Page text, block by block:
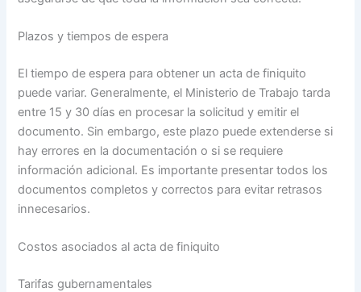
Plazos y tiempos de espera
El tiempo de espera para obtener un acta de finiquito
puede variar. Generalmente, el Ministerio de Trabajo tarda
entre 15 y 30 días en procesar la solicitud y emitir el
documento. Sin embargo, este plazo puede extenderse si
hay errores en la documentación o si se requiere
información adicional. Es importante presentar todos los
documentos completos y correctos para evitar retrasos
innecesarios.
Costos asociados al acta de finiquito
Tarifas gubernamentales